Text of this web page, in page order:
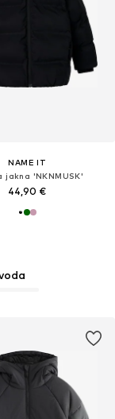
NAME IT
jakna 'NKNMUSK'
44,90 €